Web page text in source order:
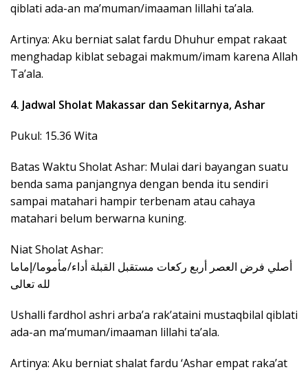
qiblati ada-an ma’muman/imaaman lillahi ta’ala.
Artinya: Aku berniat salat fardu Dhuhur empat rakaat
menghadap kiblat sebagai makmum/imam karena Allah
Ta’ala.
4. Jadwal Sholat Makassar dan Sekitarnya, Ashar
Pukul: 15.36 Wita
Batas Waktu Sholat Ashar: Mulai dari bayangan suatu
benda sama panjangnya dengan benda itu sendiri
sampai matahari hampir terbenam atau cahaya
matahari belum berwarna kuning.
Niat Sholat Ashar:
لله تعالى
Ushalli fardhol ashri arba’a rak’ataini mustaqbilal qiblati
ada-an ma’muman/imaaman lillahi ta’ala.
Artinya: Aku berniat shalat fardu ‘Ashar empat raka’at